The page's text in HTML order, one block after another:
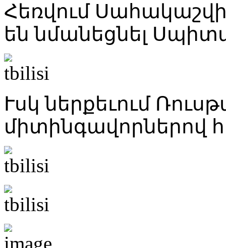
Հեռվում
են նմանեցնել
Ւսկ ներքեւում
միտինգավորներով